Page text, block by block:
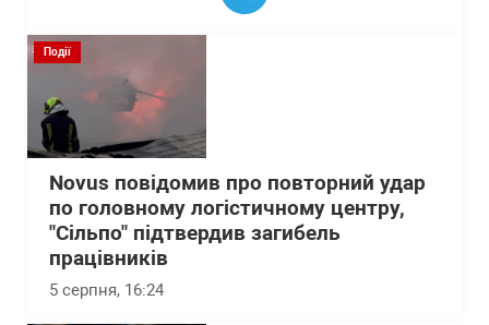
Події
Novus повідомив про повторний удар
по головному логістичному центру,
"Сільпо" підтвердив загибель
працівників
5 серпня, 16:24